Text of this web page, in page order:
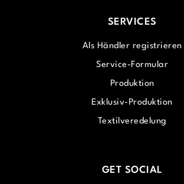
SERVICES
Als Händler registrieren
Service-Formular
Produktion
Exklusiv-Produktion
Textilveredelung
GET SOCIAL